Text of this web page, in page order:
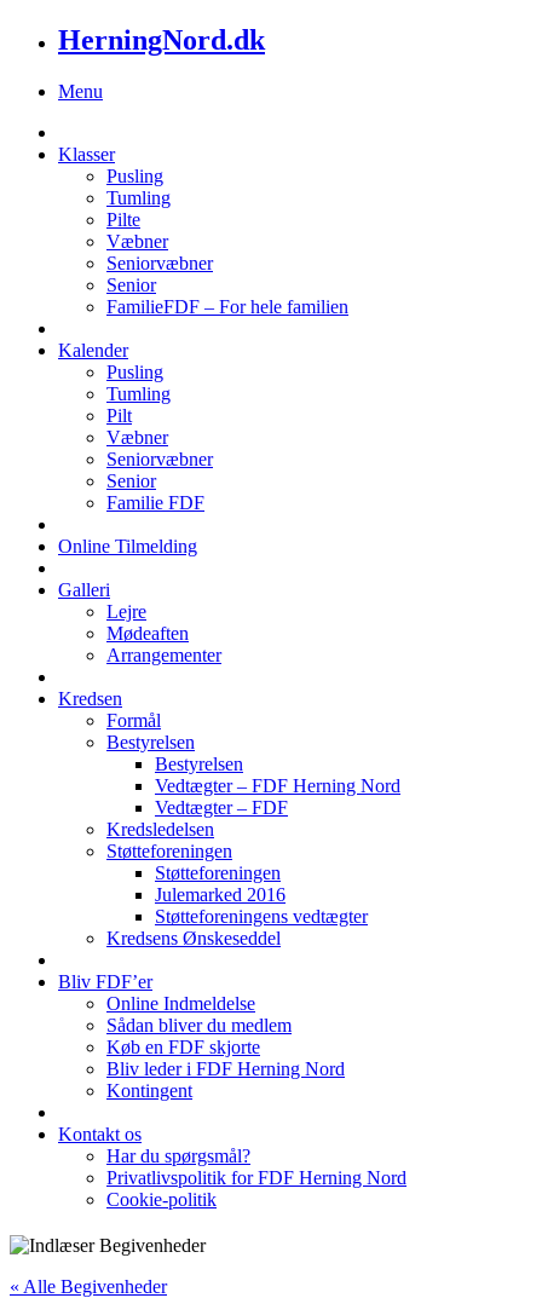
HerningNord.dk
Menu
Klasser
Pusling
Tumling
Pilte
Væbner
Seniorvæbner
Senior
FamilieFDF – For hele familien
Kalender
Pusling
Tumling
Pilt
Væbner
Seniorvæbner
Senior
Familie FDF
Online Tilmelding
Galleri
Lejre
Mødeaften
Arrangementer
Kredsen
Formål
Bestyrelsen
Bestyrelsen
Vedtægter – FDF Herning Nord
Vedtægter – FDF
Kredsledelsen
Støtteforeningen
Støtteforeningen
Julemarked 2016
Støtteforeningens vedtægter
Kredsens Ønskeseddel
Bliv FDF’er
Online Indmeldelse
Sådan bliver du medlem
Køb en FDF skjorte
Bliv leder i FDF Herning Nord
Kontingent
Kontakt os
Har du spørgsmål?
Privatlivspolitik for FDF Herning Nord
Cookie-politik
« Alle Begivenheder